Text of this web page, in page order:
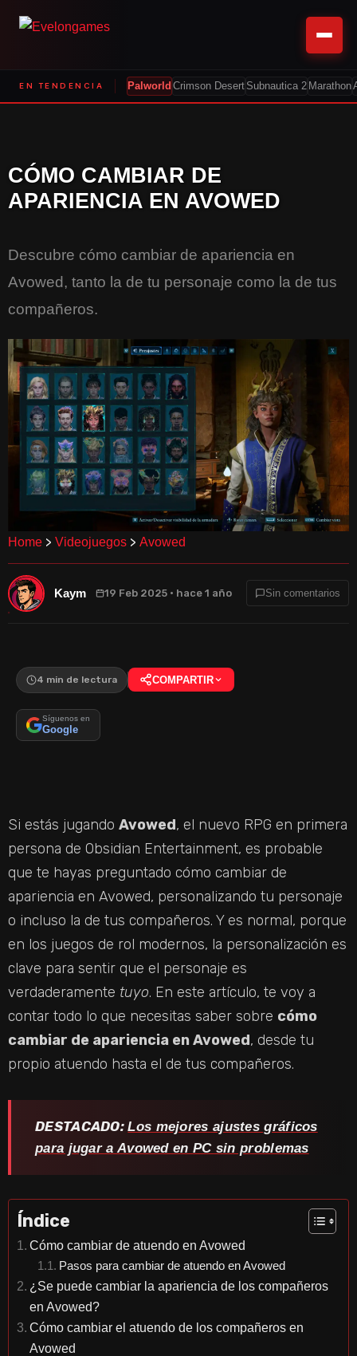
EN TENDENCIA Palworld Crimson Desert Subnautica 2 Marathon
CÓMO CAMBIAR DE
APARIENCIA EN AVOWED
Descubre cómo cambiar de apariencia en
Avowed, tanto la de tu personaje como la de tus
compañeros.
Home > Videojuegos > Avowed
Kaym 19 Feb 2025 · hace 1 año Sin comentarios
4 min de lectura COMPARTIR
Síguenos en
Google
Si estás jugando Avowed, el nuevo RPG en primera
persona de Obsidian Entertainment, es probable
que te hayas preguntado cómo cambiar de
apariencia en Avowed, personalizando tu personaje
o incluso la de tus compañeros. Y es normal, porque
en los juegos de rol modernos, la personalización es
clave para sentir que el personaje es
verdaderamente tuyo. En este artículo, te voy a
contar todo lo que necesitas saber sobre cómo
cambiar de apariencia en Avowed, desde tu
propio atuendo hasta el de tus compañeros.
DESTACADO:Los mejores ajustes gráficos
para jugar a Avowed en PC sin problemas
Índice
Cómo cambiar de atuendo en Avowed
Pasos para cambiar de atuendo en Avowed
¿Se puede cambiar la apariencia de los compañeros
en Avowed?
Cómo cambiar el atuendo de los compañeros en
Avowed